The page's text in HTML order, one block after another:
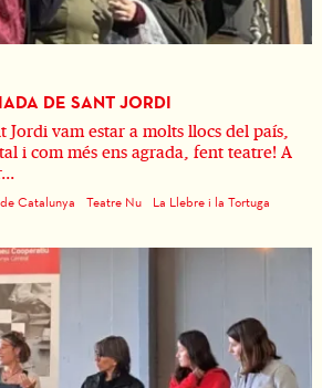
DE SANT JORDI
Jordi vam estar a molts llocs del país,
i com més ens agrada, fent teatre! A
Catalunya Teatre Nu La Llebre i la Tortuga